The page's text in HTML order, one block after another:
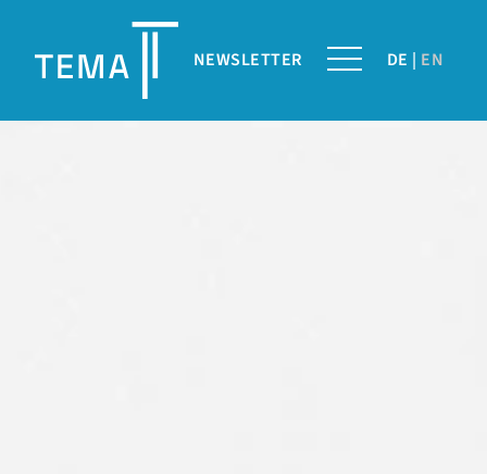
NEWSLETTER DE EN